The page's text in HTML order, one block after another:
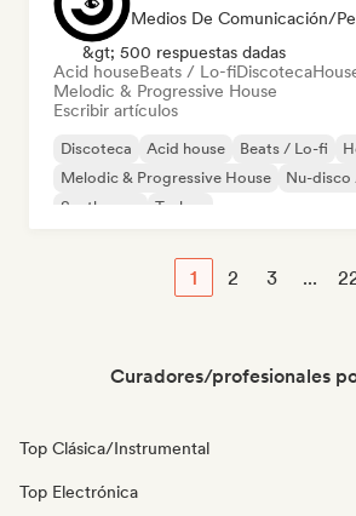
Medios De Comunicación/
&gt; 500 respuestas dadas
Acid houseBeats / Lo-fiDiscoteca
Melodic & Progressive House
Escribir artículos
Discoteca Acid house Beats / Lo-fi
Melodic & Progressive House
Nu-disco
Synthwave
Techno
1 2 3 ...
Curadores/profesionales
Top Clásica/Instrumental
Top Electrónica